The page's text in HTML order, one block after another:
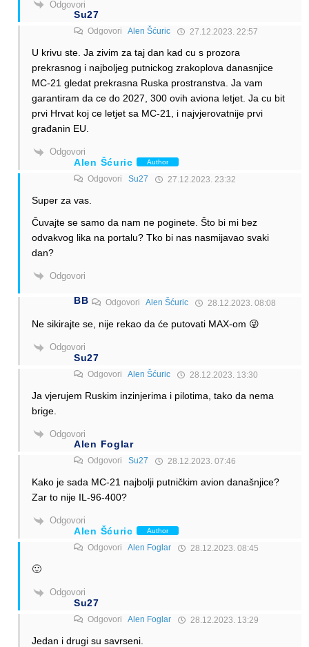
Odgovori
Su27
Odgovori Alen Šćuric 27.12.2023. 22:57
U krivu ste. Ja zivim za taj dan kad cu s prozora
prekrasnog i najboljeg putnickog zrakoplova danasnjice
MC-21 gledat prekrasna Ruska prostranstva. Ja vam
garantiram da ce do 2027, 300 ovih aviona letjet. Ja cu bit
prvi Hrvat koj ce letjet sa MC-21, i najvjerovatnije prvi
građanin EU.
Odgovori
Alen Šćuric Author
Odgovori Su27 27.12.2023. 23:32
Super za vas.
Čuvajte se samo da nam ne poginete. Što bi mi bez
odvakvog lika na portalu? Tko bi nas nasmijavao svaki
dan?
Odgovori
BB OdgovoriAlen Šćuric 28.12.2023. 08:08
Ne sikirajte se, nije rekao da će putovati MAX-om 😜
Odgovori
Su27
Odgovori Alen Šćuric 28.12.2023. 13:30
Ja vjerujem Ruskim inzinjerima i pilotima, tako da nema
brige.
Odgovori
Alen Foglar
Odgovori Su27 28.12.2023. 07:46
Kako je sada MC-21 najbolji putničkim avion današnjice?
Zar to nije IL-96-400?
Odgovori
Alen Šćuric Author
Odgovori Alen Foglar 28.12.2023. 08:45
🙂
Odgovori
Su27
Odgovori Alen Foglar 28.12.2023. 13:29
Jedan i drugi su savrseni.